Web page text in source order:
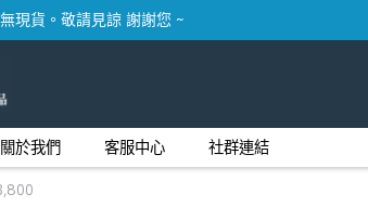
現貨。敬請見諒 謝謝您 ~
關於我們 客服中心 社群連結